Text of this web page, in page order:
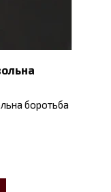
боротьба